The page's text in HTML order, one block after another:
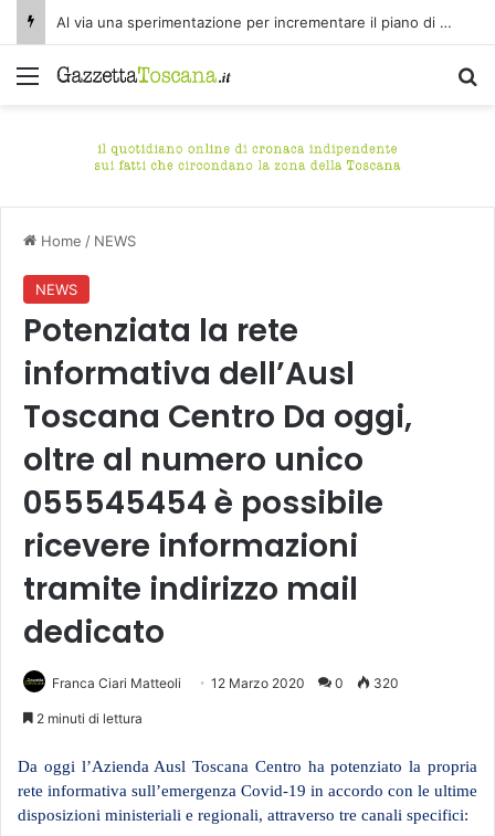
Al via una sperimentazione per incrementare il piano di spazzamento del centro storico di Fucecchio
Menu
Home / NEWS
NEWS
Potenziata la rete
informativa dell’Ausl
Toscana Centro Da oggi,
oltre al numero unico
055545454 è possibile
ricevere informazioni
tramite indirizzo mail
dedicato
Franca Ciari Matteoli 12 Marzo 2020 0 320
2 minuti di lettura
Da oggi l’Azienda Ausl Toscana Centro ha potenziato la propria
rete informativa sull’emergenza Covid-19 in accordo con le ultime
disposizioni ministeriali e regionali, attraverso tre canali specifici: